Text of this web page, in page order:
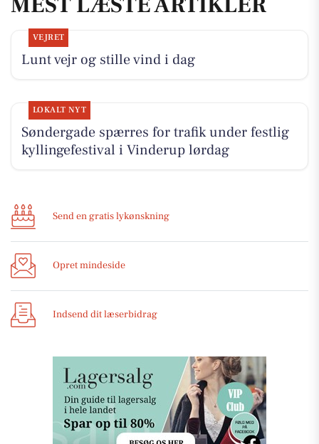
VEJRET
Lunt vejr og stille vind i dag
LOKALT NYT
Søndergade spærres for trafik under festlig
kyllingefestival i Vinderup lørdag
Send en gratis lykønskning
Opret mindeside
Indsend dit læserbidrag